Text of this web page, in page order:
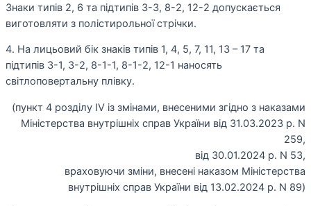
Знаки типів 2, 6 та підтипів 3-3, 8-2, 12-2 допускається
виготовляти з полістирольної стрічки.
4. На лицьовий бік знаків типів 1, 4, 5, 7, 11, 13 – 17 та
підтипів 3-1, 3-2, 8-1-1, 8-1-2, 12-1 наносять
світлоповертальну плівку.
(пункт 4 розділу IV із змінами, внесеними згідно з наказами
Міністерства внутрішніх справ України від 31.03.2023 р. N
259,
від 30.01.2024 р. N 53,
враховуючи зміни, внесені наказом Міністерства
внутрішніх справ України від 13.02.2024 р. N 89)